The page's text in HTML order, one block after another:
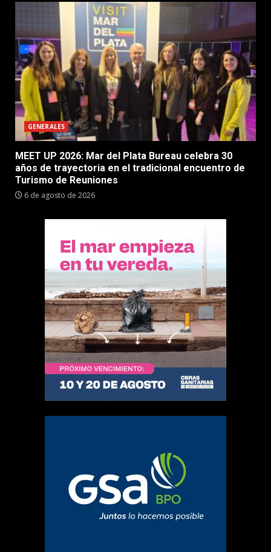
GENERALES
MEET UP 2026: Mar del Plata Bureau celebra 30
años de trayectoria en el tradicional encuentro de
Turismo de Reuniones
6 de agosto de 2026